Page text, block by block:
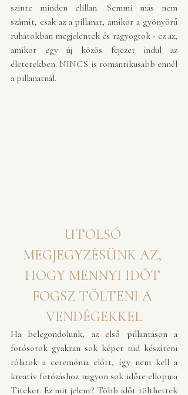
szinte minden elillan. Semmi más nem
számít, csak az a pillanat, amikor a gyönyörű
ruhátokban megjelentek és ragyogtok - ez az,
amikor egy új közös fejezet indul az
életetekben. NINCS is romantikusabb ennél
a pillanatnál.
UTOLSÓ
MEGJEGYZÉSÜNK AZ,
HOGY MENNYI IDŐT
FOGSZ TÖLTENI A
VENDÉGEKKEL
Ha belegondolunk, az első pillantáson a
fotósotok gyakran sok képet tud készíteni
rólatok a ceremónia előtt, így nem kell a
kreatív fotózáshoz nagyon sok időre ellopnia
Titeket. Ez mit jelent? Több időt tölthettek